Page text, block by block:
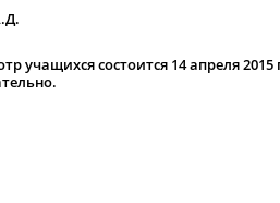
учащихся состоится 14 апреля 2015